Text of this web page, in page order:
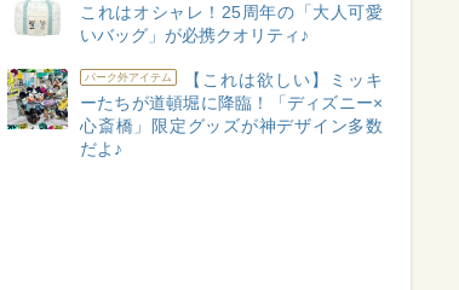
これはオシャレ！25周年の「大人可愛
いバッグ」が必携クオリティ♪
パーク外アイテム
【これは欲しい】ミッキ
ーたちが道頓堀に降臨！「ディズニー×
心斎橋」限定グッズが神デザイン多数
だよ♪